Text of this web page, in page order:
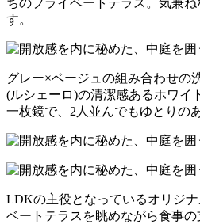
ちのプライベートテラス。気兼
す。
グレー×ベージュの組み合わせの
(ルシェーロ)の清潔感あるホワイ
一枚鏡で、2人並んでもゆとりの
LDKの主役となっているオリジ
ベートテラスを眺めながら食事